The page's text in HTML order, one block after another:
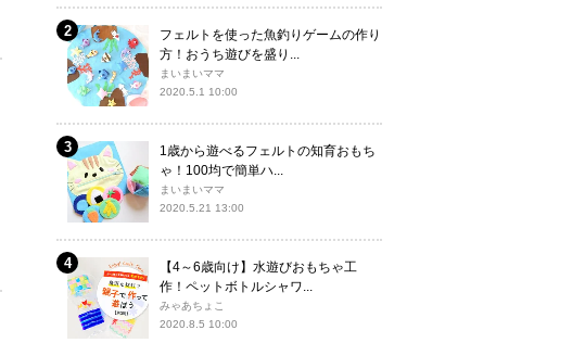
フェルトを使った魚釣りゲームの作り
方！おうち遊びを盛り...
まいまいママ
2020.5.1 10:00
1歳から遊べるフェルトの知育おもち
ゃ！100均で簡単ハ...
まいまいママ
2020.5.21 13:00
【4～6歳向け】水遊びおもちゃ工
作！ペットボトルシャワ...
みゃあちょこ
2020.8.5 10:00